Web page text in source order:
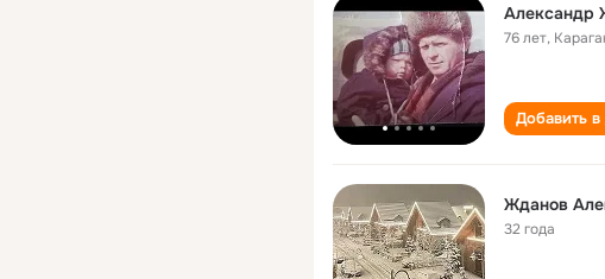
Александр
76 лет,
Добавить в
Жданов
32 года